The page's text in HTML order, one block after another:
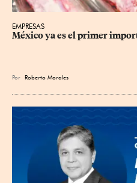
EMPRESAS
México ya es el primer
Por Roberto Morales